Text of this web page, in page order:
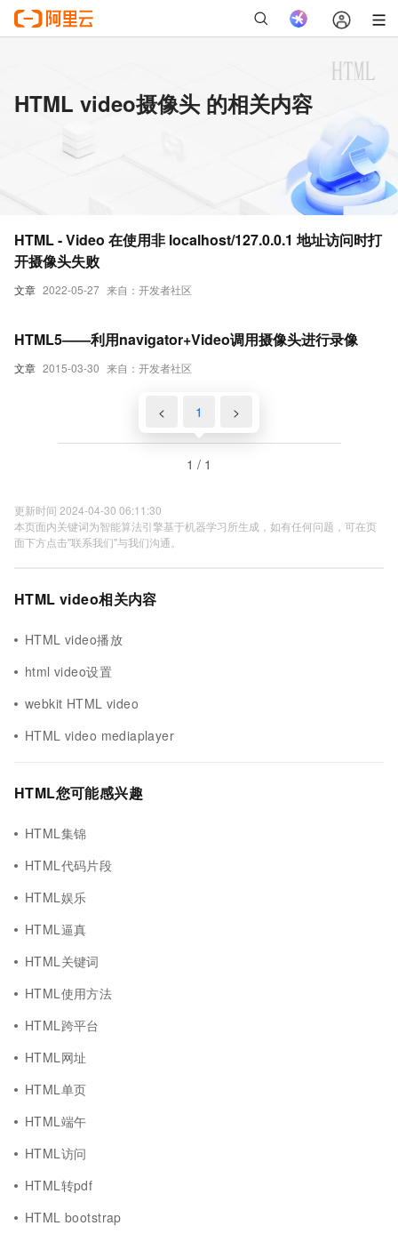
HTML video摄像头 的相关内容
文章 2022-05-27 来自：开发者社区
HTML - Video 在使用非 localhost/127.0.0.1 地址访问时打
开摄像头失败
文章 2015-03-30 来自：开发者社区
HTML5——利用navigator+Video调用摄像头进行录像
< 1 >
1 / 1
更新时间 2024-04-30 06:11:30
本页面内关键词为智能算法引擎基于机器学习所生成，如有任何问题，可在页
面下方点击"联系我们"与我们沟通。
HTML video相关内容
HTML video播放
html video设置
webkit HTML video
HTML video mediaplayer
HTML您可能感兴趣
HTML集锦
HTML代码片段
HTML娱乐
HTML逼真
HTML关键词
HTML使用方法
HTML跨平台
HTML网址
HTML单页
HTML端午
HTML访问
HTML转pdf
HTML bootstrap